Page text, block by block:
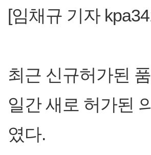
[임채규 기자
최근 신규허가된
일간 새로 허가된
였다.